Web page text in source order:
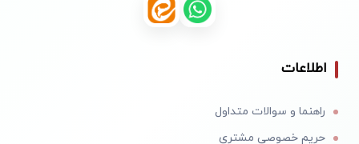
اطلاعات
راهنما و سوالات متداول
حریم خصوصی مشتری